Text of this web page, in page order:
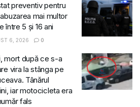
preventiv pentru
mai multor
între 5 și 16 ani
6, 2026 0
mort după ce s-a
vira la stânga pe
Tânărul
iar motocicleta era
fals